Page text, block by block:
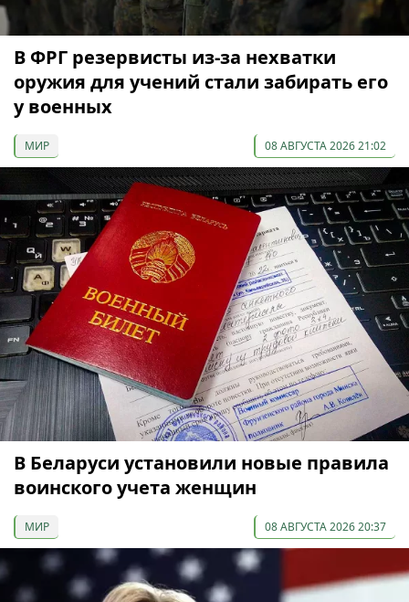
В ФРГ резервисты из-за нехватки
оружия для учений стали забирать его
у военных
МИР 08 АВГУСТА 2026 21:02
В Беларуси установили новые правила
воинского учета женщин
МИР 08 АВГУСТА 2026 20:37